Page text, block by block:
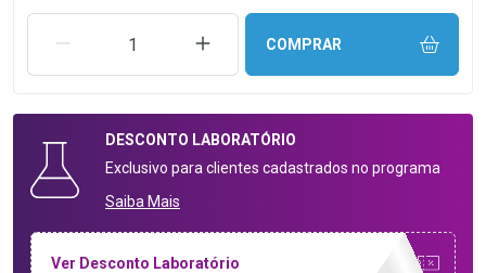
REMOVER UMA UNIDADEAUMENTAR UMA UNIDADE
COMPRAR
DESCONTO LABORATÓRIO
Exclusivo para clientes cadastrados no programa
Saiba Mais
Ver Desconto Laboratório